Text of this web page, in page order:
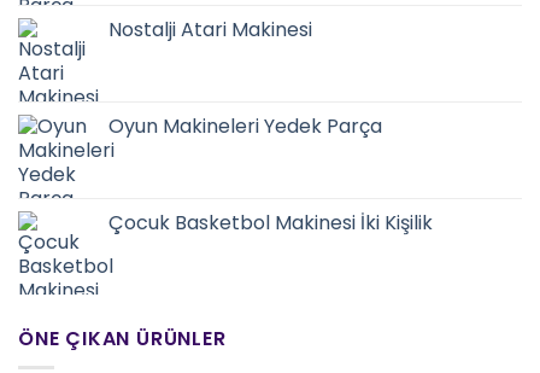
Nostalji Atari Makinesi
Oyun Makineleri Yedek Parça
Çocuk Basketbol Makinesi İki Kişilik
ÖNE ÇIKAN ÜRÜNLER